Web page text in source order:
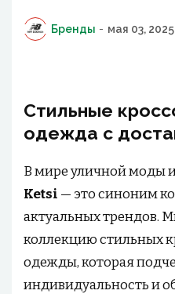
Бренды - мая 03, 2025
Стильные
одежда с
В мире уличной моды
Ketsi — это синоним
актуальных трендов.
коллекцию стильных
одежды, которая
индивидуальность и